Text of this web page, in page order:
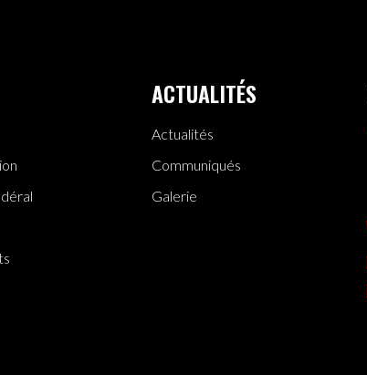
ACTUALITÉS
Actualités
Communiqués
Galerie